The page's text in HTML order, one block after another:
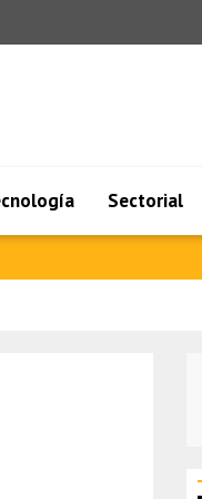
Sectorial